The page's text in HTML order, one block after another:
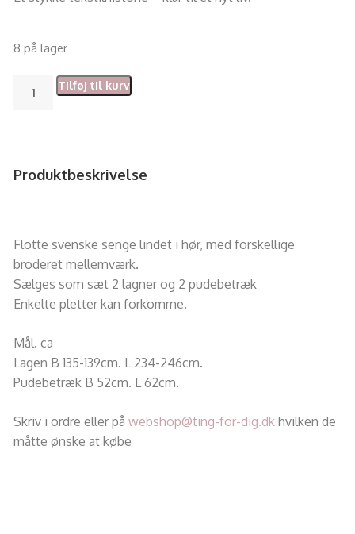
8 på lager
Tilføj til kurv
Produktbeskrivelse
Flotte svenske senge lindet i hør, med forskellige
broderet mellemværk.
Sælges som sæt 2 lagner og 2 pudebetræk
Enkelte pletter kan forkomme.
Mål. ca
Lagen B 135-139cm. L 234-246cm.
Pudebetræk B 52cm. L 62cm.
Skriv i ordre eller på webshop@ting-for-dig.dk hvilken de
måtte ønske at købe